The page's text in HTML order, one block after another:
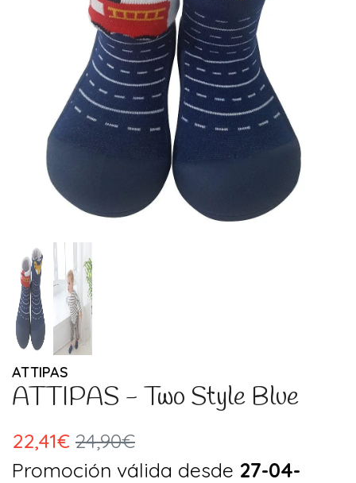
ATTIPAS
ATTIPAS - Two Style Blue
22,41€ 24,90€
Promoción válida desde 27-04-